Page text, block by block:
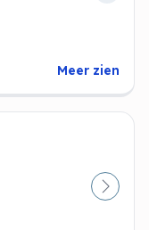
Meer zien